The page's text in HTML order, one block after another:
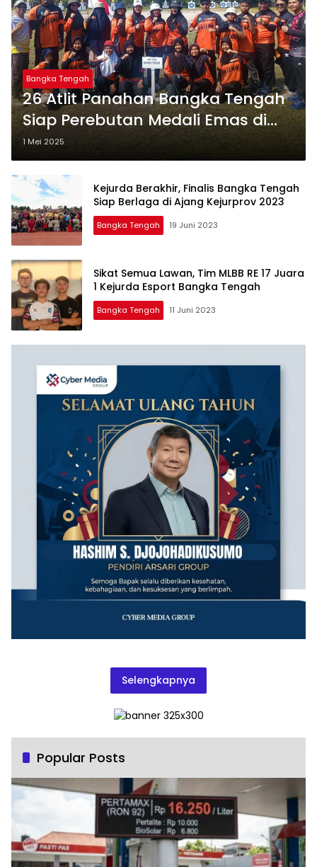
Bangka Tengah
26 Atlit Panahan Bangka Tengah
Siap Perebutan Medali Emas di
Kejurprov Babel
1 Mei 2025
Kejurda Berakhir, Finalis Bangka Tengah
Siap Berlaga di Ajang Kejurprov 2023
Bangka Tengah 19 Juni 2023
Sikat Semua Lawan, Tim MLBB RE 17 Juara
1 Kejurda Esport Bangka Tengah
Bangka Tengah 11 Juni 2023
Selengkapnya
Popular Posts